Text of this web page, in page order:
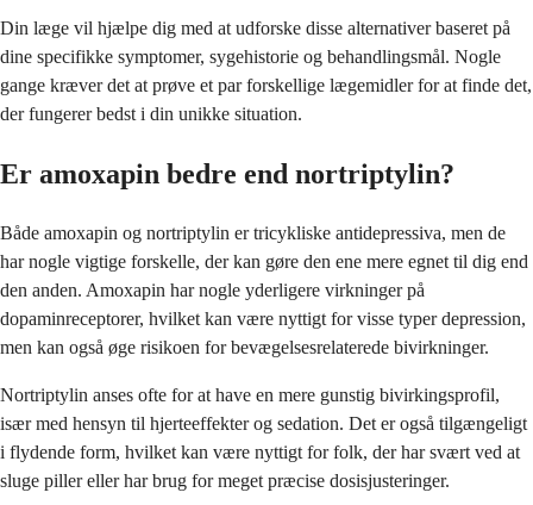
Din læge vil hjælpe dig med at udforske disse alternativer baseret på
dine specifikke symptomer, sygehistorie og behandlingsmål. Nogle
gange kræver det at prøve et par forskellige lægemidler for at finde det,
der fungerer bedst i din unikke situation.
Er amoxapin bedre end nortriptylin?
Både amoxapin og nortriptylin er tricykliske antidepressiva, men de
har nogle vigtige forskelle, der kan gøre den ene mere egnet til dig end
den anden. Amoxapin har nogle yderligere virkninger på
dopaminreceptorer, hvilket kan være nyttigt for visse typer depression,
men kan også øge risikoen for bevægelsesrelaterede bivirkninger.
Nortriptylin anses ofte for at have en mere gunstig bivirkingsprofil,
især med hensyn til hjerteeffekter og sedation. Det er også tilgængeligt
i flydende form, hvilket kan være nyttigt for folk, der har svært ved at
sluge piller eller har brug for meget præcise dosisjusteringer.